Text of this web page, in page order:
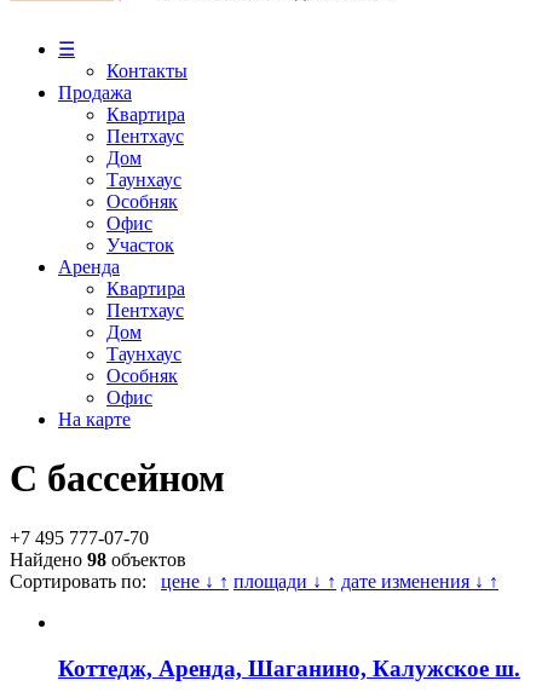
☰
Контакты
Продажа
Квартира
Пентхаус
Дом
Таунхаус
Особняк
Офис
Участок
Аренда
Квартира
Пентхаус
Дом
Таунхаус
Особняк
Офис
На карте
С бассейном
+7 495 777-07-70
Найдено 98 объектов
Сортировать по: цене ↓ ↑ площади ↓ ↑ дате изменения ↓ ↑
Коттедж, Аренда, Шаганино, Калужское ш.